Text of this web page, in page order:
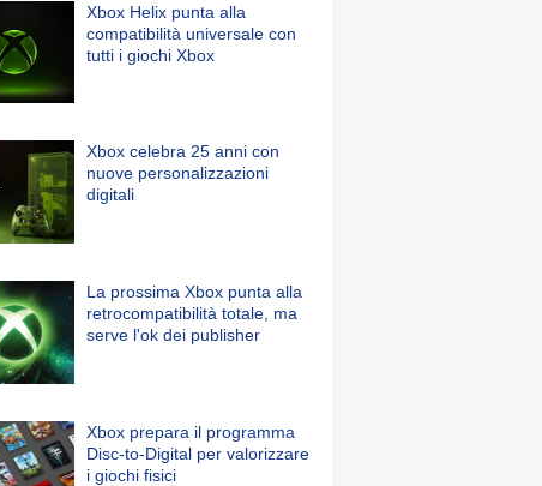
Xbox Helix punta alla
compatibilità universale con
tutti i giochi Xbox
Xbox celebra 25 anni con
nuove personalizzazioni
digitali
La prossima Xbox punta alla
retrocompatibilità totale, ma
serve l'ok dei publisher
Xbox prepara il programma
Disc-to-Digital per valorizzare
i giochi fisici